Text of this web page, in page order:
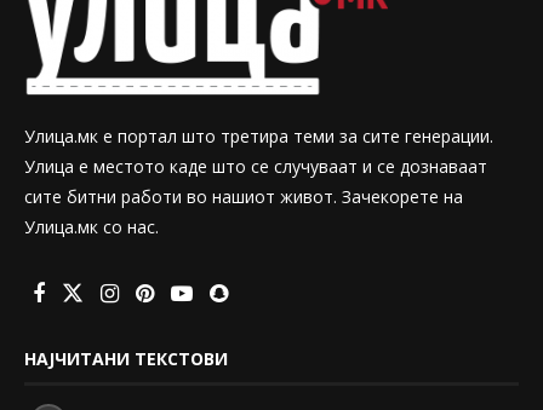
Улица.мк е портал што третира теми за сите генерации.
Улица е местото каде што се случуваат и се дознаваат
сите битни работи во нашиот живот. Зачекорете на
Улица.мк со нас.
НАЈЧИТАНИ ТЕКСТОВИ